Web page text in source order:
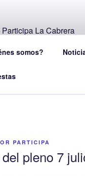
somos?
PARTICIPA
pleno 7